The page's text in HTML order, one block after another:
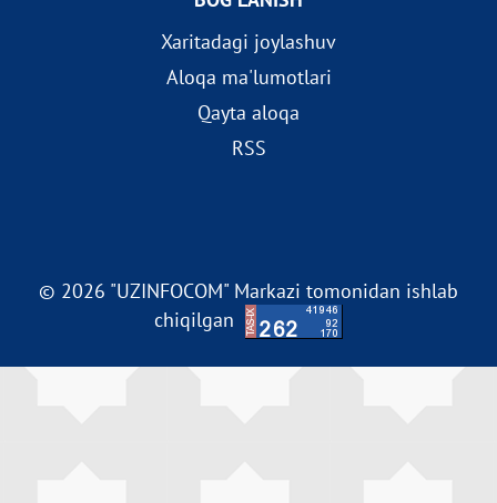
Xaritadagi joylashuv
Aloqa ma'lumotlari
Qayta aloqa
RSS
© 2026 "UZINFOCOM" Markazi tomonidan ishlab
chiqilgan